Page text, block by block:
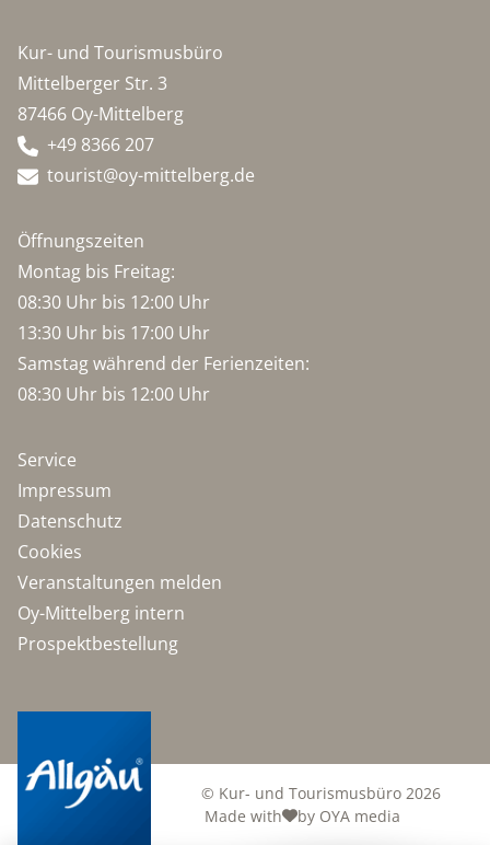
Kur- und Tourismusbüro
Mittelberger Str. 3
87466 Oy-Mittelberg
+49 8366 207
tourist@oy-mittelberg.de
Öffnungszeiten
Montag bis Freitag:
08:30 Uhr bis 12:00 Uhr
13:30 Uhr bis 17:00 Uhr
Samstag während der Ferienzeiten:
08:30 Uhr bis 12:00 Uhr
Service
Impressum
Datenschutz
Cookies
Veranstaltungen melden
Oy-Mittelberg intern
Prospektbestellung
© Kur- und Tourismusbüro 2026
Made with
by OYA media